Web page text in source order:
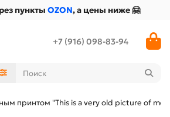
пункты OZON, а цены ниже 🤗
+7 (916) 098-83-94
принтом "This is a very old picture of me"